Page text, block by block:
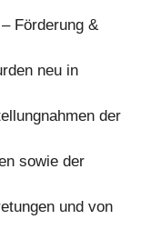
Förderung &
neu in
der
sowie der
und von